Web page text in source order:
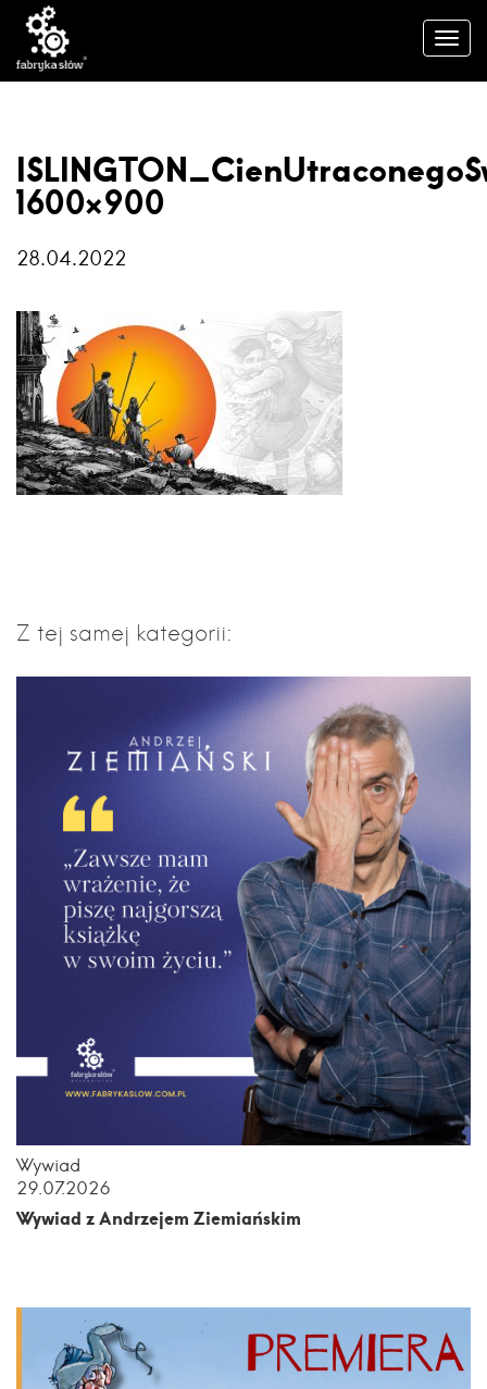
1600×900
28.04.2022
Z tej samej kategorii:
Wywiad
29.07.2026
Wywiad z Andrzejem Ziemiańskim